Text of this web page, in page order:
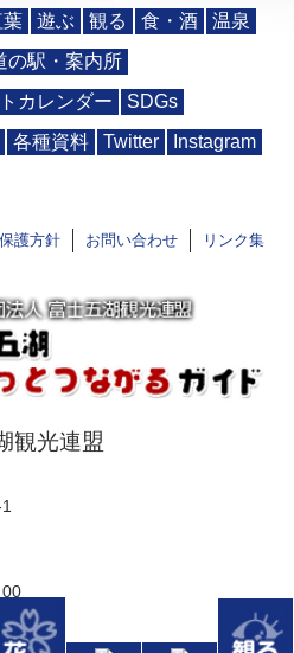
葉 遊ぶ 観る 食・酒
温泉
の駅・案内所
カレンダー
SDGs
各種資料 Twitter
Instagram
護方針 お問い合わせ リンク集
観光連盟